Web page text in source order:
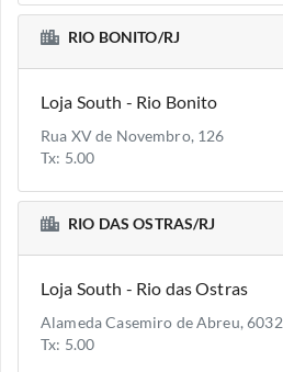
RIO BONITO/RJ
Loja South - Rio Bonito
Rua XV de Novembro, 126
Tx: 5.00
RIO DAS OSTRAS/RJ
Loja South - Rio das Ostras
Alameda Casemiro de Abreu, 6032
Tx: 5.00